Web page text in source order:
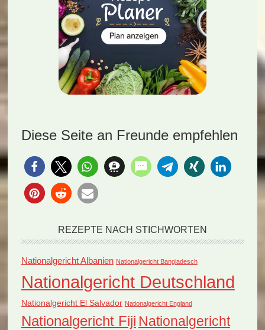
Diese Seite an Freunde empfehlen
REZEPTE NACH STICHWORTEN
Nationalgericht Albanien Nationalgericht Bangladesch
Nationalgericht Deutschland
Nationalgericht El Salvador Nationalgericht England
Nationalgericht Fiji Nationalgericht